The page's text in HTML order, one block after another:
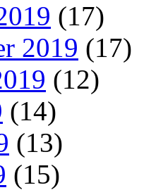
(17)
2019 (17)
(12)
(14)
(13)
(15)